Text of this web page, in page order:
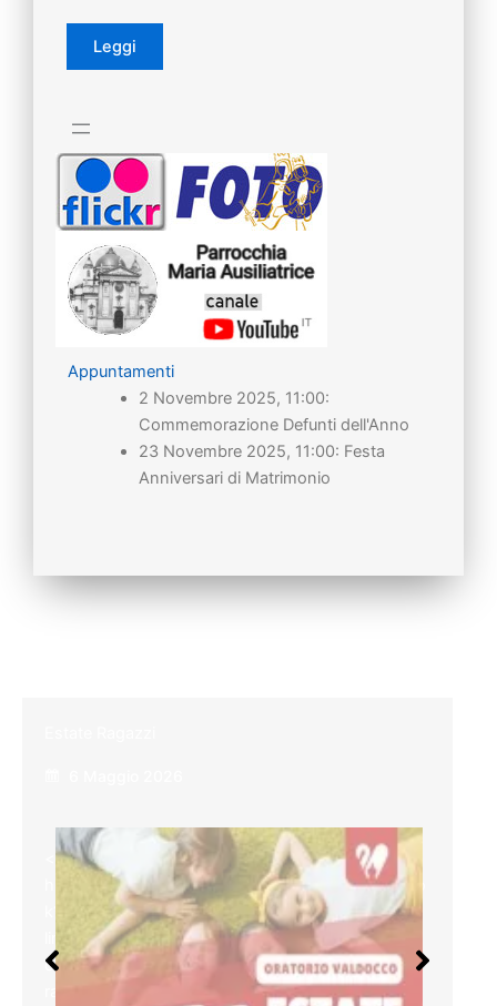
Leggi
Appuntamenti
2 Novembre 2025, 11:00:
Commemorazione Defunti dell'Anno
23 Novembre 2025, 11:00: Festa
Anniversari di Matrimonio
<a class="a2a_button_facebook"
href="https://www.addtoany.com/add_to/faceboo
linkurl=https%3A%2F%2Fwww.parrocchiavaldocc
o.it%2Festate-
ragazzi%2F&linkname=Estate%20Ragazzi"